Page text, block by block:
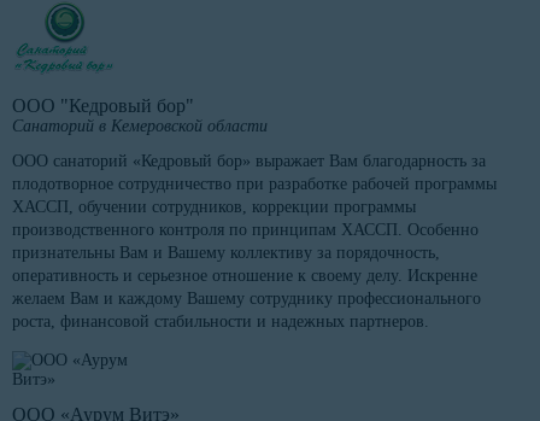
ООО "Кедровый бор"
Санаторий в Кемеровской области
ООО санаторий «Кедровый бор» выражает Вам благодарность за
плодотворное сотрудничество при разработке рабочей программы
ХАССП, обучении сотрудников, коррекции программы
производственного контроля по принципам ХАССП. Особенно
признательны Вам и Вашему коллективу за порядочность,
оперативность и серьезное отношение к своему делу. Искренне
желаем Вам и каждому Вашему сотруднику профессионального
роста, финансовой стабильности и надежных партнеров.
ООО «Аурум Витэ»